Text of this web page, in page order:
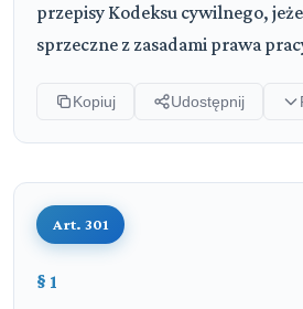
przepisy Kodeksu cywilnego,
sprzeczne z zasadami prawa
Kopiuj Udostępnij
Art. 301
§ 1